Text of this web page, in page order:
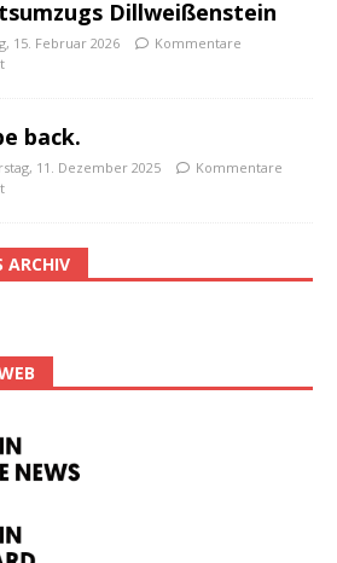
Dillweißenstein
15. Februar 2026
Kommentare
back.
11. Dezember 2025
Kommentare
ARCHIV